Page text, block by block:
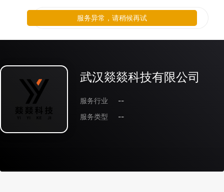
武汉燚燚科技有限公司
服务行业
--
服务类型
--
服务异常，请稍候再试